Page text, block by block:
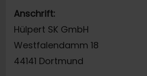
Anschrift:
Hülpert SK GmbH
Westfalendamm 18
44141 Dortmund